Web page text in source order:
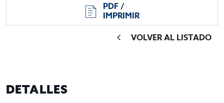
PDF /
IMPRIMIR
VOLVER AL LISTADO
DETALLES